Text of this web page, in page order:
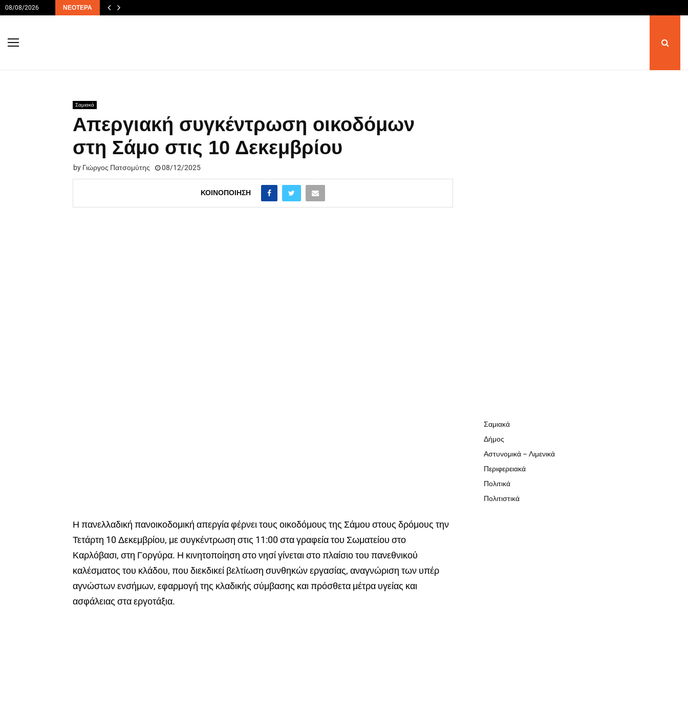
08/08/2026 ΝΕΌΤΕΡΑ
Σαμιακά
Απεργιακή συγκέντρωση οικοδόμων
στη Σάμο στις 10 Δεκεμβρίου
by Γιώργος Πατσομύτης 08/12/2025
ΚΟΙΝΟΠΟΊΗΣΗ
Η πανελλαδική πανοικοδομική απεργία φέρνει τους οικοδόμους της Σάμου στους δρόμους την
Τετάρτη 10 Δεκεμβρίου, με συγκέντρωση στις 11:00 στα γραφεία του Σωματείου στο
Καρλόβασι, στη Γοργύρα. Η κινητοποίηση στο νησί γίνεται στο πλαίσιο του πανεθνικού
καλέσματος του κλάδου, που διεκδικεί βελτίωση συνθηκών εργασίας, αναγνώριση των υπέρ
αγνώστων ενσήμων, εφαρμογή της κλαδικής σύμβασης και πρόσθετα μέτρα υγείας και
ασφάλειας στα εργοτάξια.
Σαμιακά
Δήμος
Αστυνομικά – Λιμενικά
Περιφερειακά
Πολιτικά
Πολιτιστικά